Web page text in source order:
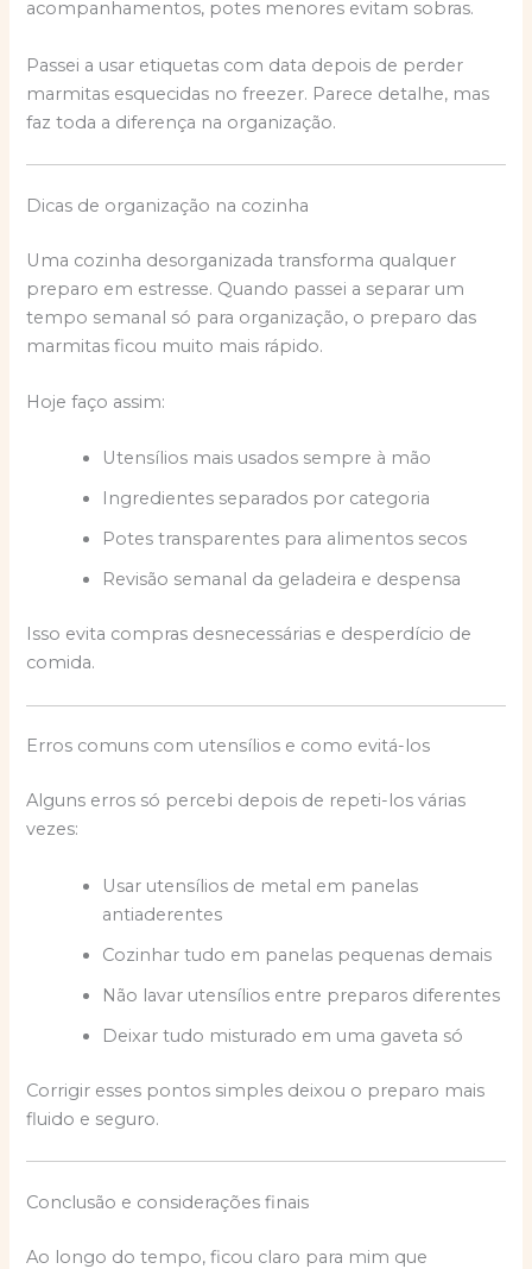
acompanhamentos, potes menores evitam sobras.
Passei a usar etiquetas com data depois de perder
marmitas esquecidas no freezer. Parece detalhe, mas
faz toda a diferença na organização.
Dicas de organização na cozinha
Uma cozinha desorganizada transforma qualquer
preparo em estresse. Quando passei a separar um
tempo semanal só para organização, o preparo das
marmitas ficou muito mais rápido.
Hoje faço assim:
Utensílios mais usados sempre à mão
Ingredientes separados por categoria
Potes transparentes para alimentos secos
Revisão semanal da geladeira e despensa
Isso evita compras desnecessárias e desperdício de
comida.
Erros comuns com utensílios e como evitá-los
Alguns erros só percebi depois de repeti-los várias
vezes:
Usar utensílios de metal em panelas
antiaderentes
Cozinhar tudo em panelas pequenas demais
Não lavar utensílios entre preparos diferentes
Deixar tudo misturado em uma gaveta só
Corrigir esses pontos simples deixou o preparo mais
fluido e seguro.
Conclusão e considerações finais
Ao longo do tempo, ficou claro para mim que